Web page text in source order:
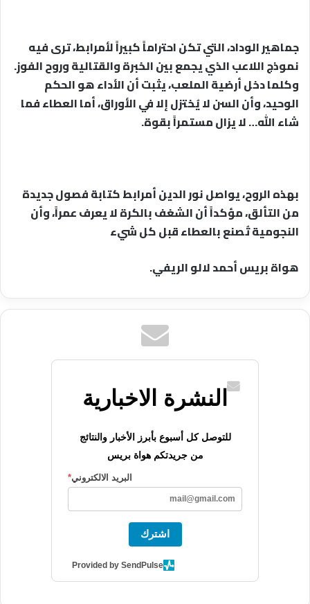
جماهير الوداد، التي تكن احتراماً كبيراً لأمرابط، ترى فيه
نموذج اللاعب الذي يجمع بين الخبرة والقتالية وروح الفوز.
وكلما دخل أرضية الملعب، يثبت أن الأداء هو الحكم
الوحيد، وأن السن لا يُختزل إلا في الأوراق، أما العطاء فما
شاء الله… لا يزال مستمراً بقوة.
بهذه الروح، يواصل نور الدين أمرابط كتابة فصول جديدة
من التألق، مؤكداً أن الشغف بالكرة لا يعرف عمراً، وأن
النجومية تُصنع بالعطاء قبل كل شيء
هواة بريس أحمد لالو الريفي.
النشرة الاخبارية
للتوصل كل أسبوع بأبرز الأخبار والنتائج
من جريدتكم هواة بريس
البريد الالكتروني*
اشترك
Provided by SendPulse